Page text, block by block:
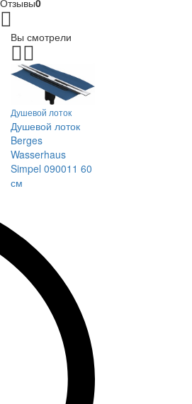
Отзывы0
Вы смотрели
Душевой лоток
Душевой лоток
Berges
Wasserhaus
Simpel 090011 60
см